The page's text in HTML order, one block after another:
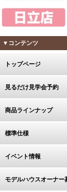
▼コンテンツ
トップページ
見るだけ見学会予約
商品ラインナップ
標準仕様
イベント情報
モデルハウスオーナー